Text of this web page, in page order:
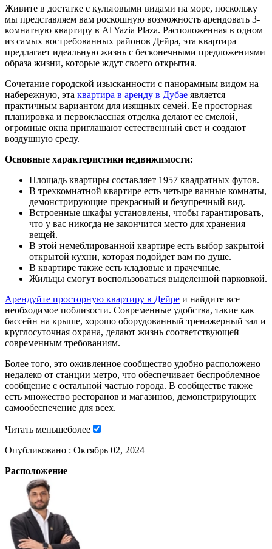
Живите в достатке с культовыми видами на море, поскольку
мы представляем вам роскошную возможность арендовать 3-
комнатную квартиру в Al Yazia Plaza. Расположенная в одном
из самых востребованных районов Дейра, эта квартира
предлагает идеальную жизнь с бесконечными предложениями
образа жизни, которые ждут своего открытия.
Сочетание городской изысканности с панорамным видом на
набережную, эта квартира в аренду в Дубае является
практичным вариантом для изящных семей. Ее просторная
планировка и первоклассная отделка делают ее смелой,
огромные окна приглашают естественный свет и создают
воздушную среду.
Основные характеристики недвижимости:
Площадь квартиры составляет 1957 квадратных футов.
В трехкомнатной квартире есть четыре ванные комнаты,
демонстрирующие прекрасный и безупречный вид.
Встроенные шкафы установлены, чтобы гарантировать,
что у вас никогда не закончится место для хранения
вещей.
В этой немеблированной квартире есть выбор закрытой
открытой кухни, которая подойдет вам по душе.
В квартире также есть кладовые и прачечные.
Жильцы смогут воспользоваться выделенной парковкой.
Арендуйте просторную квартиру в Дейре и найдите все
необходимое поблизости. Современные удобства, такие как
бассейн на крыше, хорошо оборудованный тренажерный зал и
круглосуточная охрана, делают жизнь соответствующей
современным требованиям.
Более того, это оживленное сообщество удобно расположено
недалеко от станции метро, что обеспечивает беспроблемное
сообщение с остальной частью города. В сообществе также
есть множество ресторанов и магазинов, демонстрирующих
самообеспечение для всех.
Читать меньшеболее
Опубликовано : Октябрь 02, 2024
Расположение